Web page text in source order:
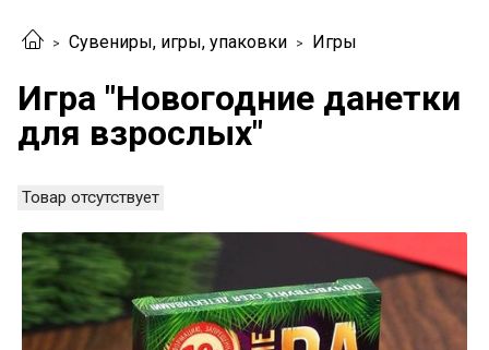
Сувениры, игры, упаковки Игры
Игра "Новогодние данетки
для взрослых"
Товар отсутствует